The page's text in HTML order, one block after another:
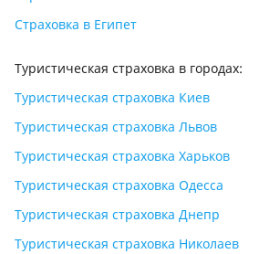
Страховка в Египет
Туристическая страховка в городах:
Туристическая страховка Киев
Туристическая страховка Львов
Туристическая страховка Харьков
Туристическая страховка Одесса
Туристическая страховка Днепр
Туристическая страховка Николаев